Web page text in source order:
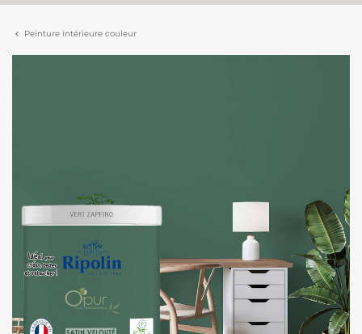
Peinture intérieure couleur